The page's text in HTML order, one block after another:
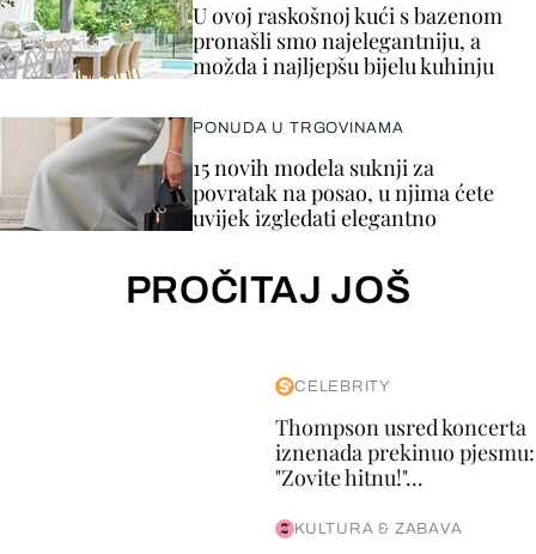
U ovoj raskošnoj kući s bazenom
pronašli smo najelegantniju, a
možda i najljepšu bijelu kuhinju
PONUDA U TRGOVINAMA
15 novih modela suknji za
povratak na posao, u njima ćete
uvijek izgledati elegantno
PROČITAJ JOŠ
CELEBRITY
Thompson usred koncerta
iznenada prekinuo pjesmu:
"Zovite hitnu!"...
KULTURA & ZABAVA